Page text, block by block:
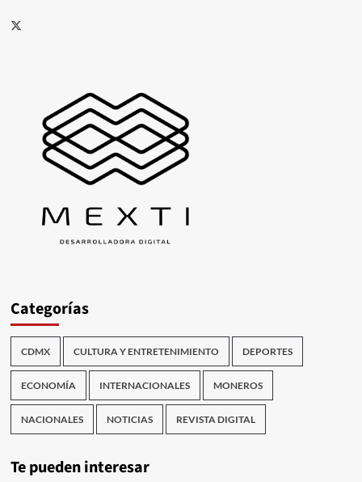
X
Categorías
CDMX CULTURA Y ENTRETENIMIENTO DEPORTES
ECONOMÍA INTERNACIONALES MONEROS
NACIONALES NOTICIAS REVISTA DIGITAL
Te pueden interesar